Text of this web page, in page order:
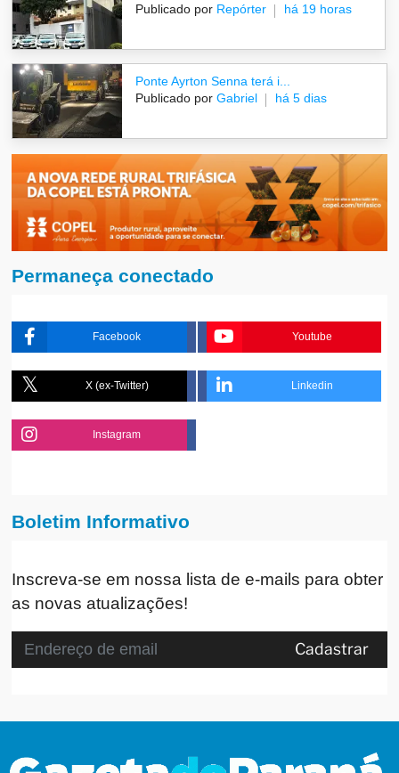
Publicado por Repórter há 19 horas
Ponte Ayrton Senna terá i...
Publicado por Gabriel há 5 dias
Permaneça conectado
Facebook Youtube
X (ex-Twitter) Linkedin
Instagram
Boletim Informativo
Inscreva-se em nossa lista de e-mails para obter
as novas atualizações!
Cadastrar